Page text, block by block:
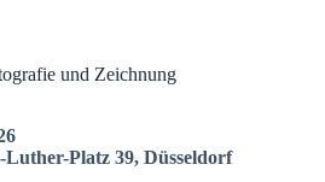
und Zeichnung
Platz 39, Düsseldorf